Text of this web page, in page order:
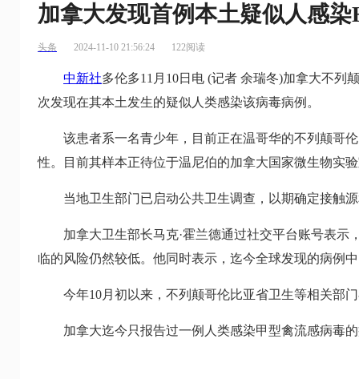
加拿大发现首例本土疑似人感
头条 2024-11-10 21:56:24 122阅读
中新社多伦多11月10日电 (记者 余瑞冬)加拿大不列
次发现在其本土发生的疑似人类感染该病毒病例。
该患者系一名青少年，目前正在温哥华的不列颠哥伦
性。目前其样本正待位于温尼伯的加拿大国家微生物实
当地卫生部门已启动公共卫生调查，以期确定接触源
加拿大卫生部长马克·霍兰德通过社交平台账号表示
临的风险仍然较低。他同时表示，迄今全球发现的病例
今年10月初以来，不列颠哥伦比亚省卫生等相关部门
加拿大迄今只报告过一例人类感染甲型禽流感病毒的